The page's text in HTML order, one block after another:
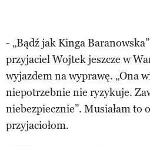
- „Bądź jak Kinga
przyjaciel Wojtek jeszcze w
wyjazdem na wyprawę. „Ona
niepotrzebnie nie ryzykuje.
niebezpiecznie”. Musiałam to
przyjaciołom.